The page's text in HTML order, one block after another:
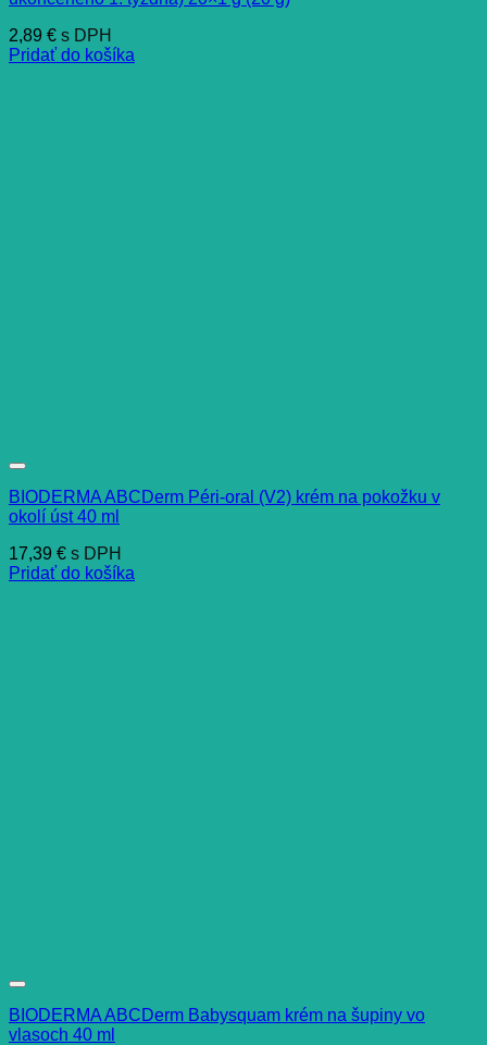
2,89 € s DPH
Pridať do košíka
BIODERMA ABCDerm Péri-oral (V2) krém na pokožku v
okolí úst 40 ml
17,39 € s DPH
Pridať do košíka
BIODERMA ABCDerm Babysquam krém na šupiny vo
vlasoch 40 ml